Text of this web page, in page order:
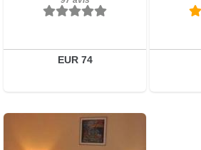
EUR 74
Réserver